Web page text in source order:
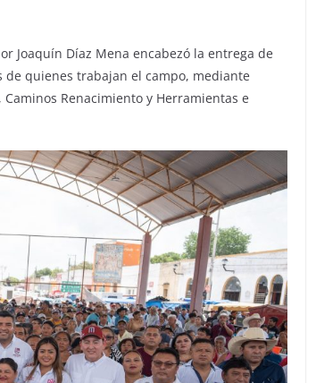
Joaquín Díaz Mena encabezó la entrega de
quienes trabajan el campo, mediante
Renacimiento y Herramientas e